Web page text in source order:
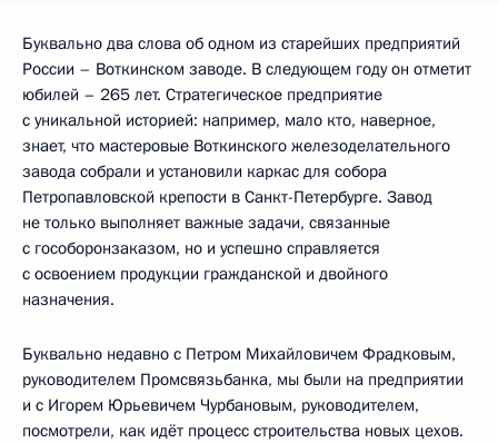
Буквально два слова об одном из старейших предприятий
России – Воткинском заводе. В следующем году он отметит
юбилей – 265 лет. Стратегическое предприятие
с уникальной историей: например, мало кто, наверное,
знает, что мастеровые Воткинского железоделательного
завода собрали и установили каркас для собора
Петропавловской крепости в Санкт-Петербурге. Завод
не только выполняет важные задачи, связанные
с гособоронзаказом, но и успешно справляется
с освоением продукции гражданской и двойного
назначения.
Буквально недавно с Петром Михайловичем Фрадковым,
руководителем Промсвязьбанка, мы были на предприятии
и с Игорем Юрьевичем Чурбановым, руководителем,
посмотрели, как идёт процесс строительства новых цехов.